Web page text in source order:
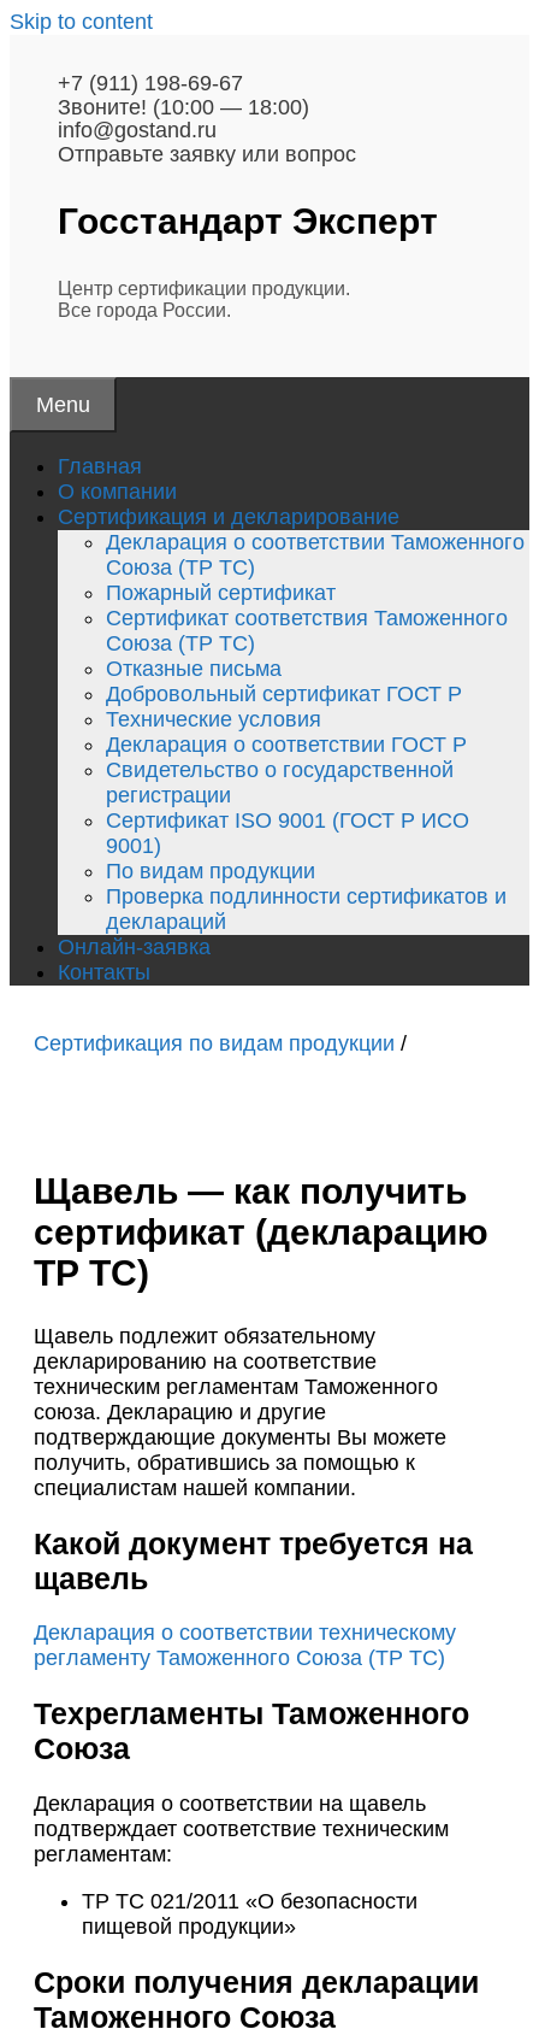
Skip to content
+7 (911) 198-69-67
Звоните! (10:00 — 18:00)
info@gostand.ru
Отправьте заявку или вопрос
Госстандарт Эксперт
Центр сертификации продукции.
Все города России.
Menu
Главная
О компании
Сертификация и декларирование
Декларация о соответствии Таможенного
Союза (ТР ТС)
Пожарный сертификат
Сертификат соответствия Таможенного
Союза (ТР ТС)
Отказные письма
Добровольный сертификат ГОСТ Р
Технические условия
Декларация о соответствии ГОСТ Р
Свидетельство о государственной
регистрации
Сертификат ISO 9001 (ГОСТ Р ИСО
9001)
По видам продукции
Проверка подлинности сертификатов и
деклараций
Онлайн-заявка
Контакты
Сертификация по видам продукции /
Щавель — как получить
сертификат (декларацию
ТР ТС)
Щавель подлежит обязательному
декларированию на соответствие
техническим регламентам Таможенного
союза. Декларацию и другие
подтверждающие документы Вы можете
получить, обратившись за помощью к
специалистам нашей компании.
Какой документ требуется на
щавель
Декларация о соответствии техническому
регламенту Таможенного Союза (ТР ТС)
Техрегламенты Таможенного
Союза
Декларация о соответствии на щавель
подтверждает соответствие техническим
регламентам:
ТР ТС 021/2011 «О безопасности
пищевой продукции»
Сроки получения декларации
Таможенного Союза